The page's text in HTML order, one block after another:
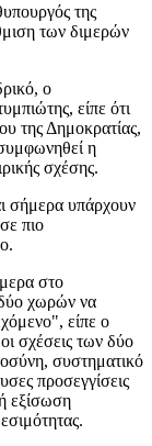
της
των διμερών
ο
είπε ότι
της Δημοκρατίας,
η
σχέσης.
σήμερα υπάρχουν
πιο
στο
χωρών να
είπε ο
σχέσεις των δύο
συστηματικό
προσεγγίσεις
εξίσωση